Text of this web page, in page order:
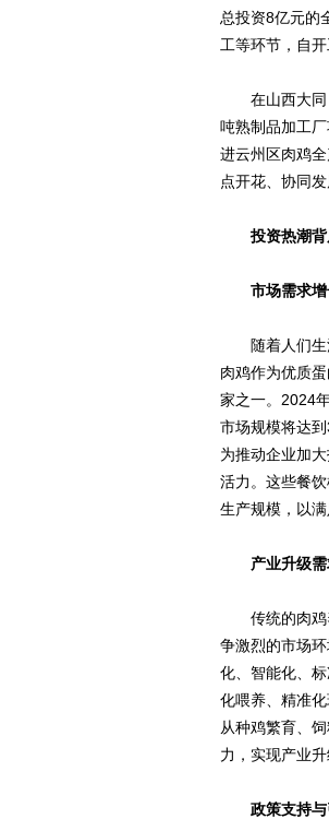
总投资8亿元的
工等环节，自
在山西大同，
吨熟制品加工
进云州区肉鸡
点开花、协同发
投资热潮背
市场需求增
随着人们生活
肉鸡作为优质
家之一。2024
市场规模将达
为推动企业加
活力。这些餐
生产规模，以满
产业升级需
传统的肉鸡养
争激烈的市场
化、智能化、
化喂养、精准
从种鸡繁育、
力，实现产业升
政策支持与